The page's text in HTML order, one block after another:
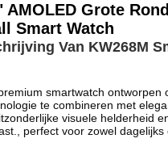
AMOLED Grote
Smart Watch
Van KW268M
smartwatch ontworpen
te combineren met
visuele helderheid
perfect voor zowel dagelijks